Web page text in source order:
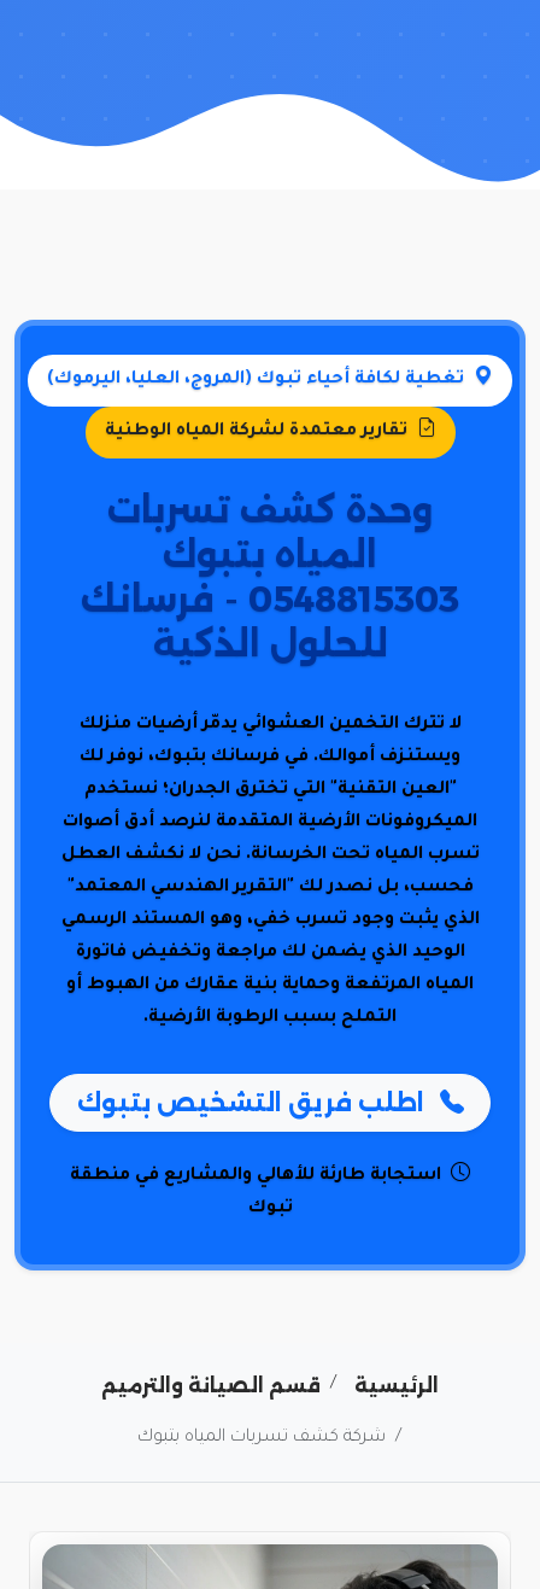
تغطية لكافة أحياء تبوك (المروج، العليا، اليرموك)
تقارير معتمدة لشركة المياه الوطنية
وحدة كشف تسربات
المياه بتبوك
0548815303 - فرسانك
للحلول الذكية
لا تترك التخمين العشوائي يدمّر أرضيات منزلك
ويستنزف أموالك. في فرسانك بتبوك، نوفر لك
"العين التقنية" التي تخترق الجدران؛ نستخدم
الميكروفونات الأرضية المتقدمة لنرصد أدق أصوات
تسرب المياه تحت الخرسانة. نحن لا نكشف العطل
فحسب، بل نصدر لك "التقرير الهندسي المعتمد"
الذي يثبت وجود تسرب خفي، وهو المستند الرسمي
الوحيد الذي يضمن لك مراجعة وتخفيض فاتورة
المياه المرتفعة وحماية بنية عقارك من الهبوط أو
التملح بسبب الرطوبة الأرضية.
اطلب فريق التشخيص بتبوك
استجابة طارئة للأهالي والمشاريع في منطقة
تبوك
الرئيسية قسم الصيانة والترميم
شركة كشف تسربات المياه بتبوك